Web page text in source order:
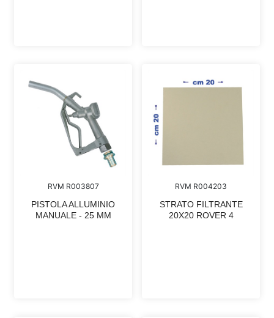
RVM R003807
PISTOLA ALLUMINIO
MANUALE - 25 MM
RVM R004203
STRATO FILTRANTE
20X20 ROVER 4